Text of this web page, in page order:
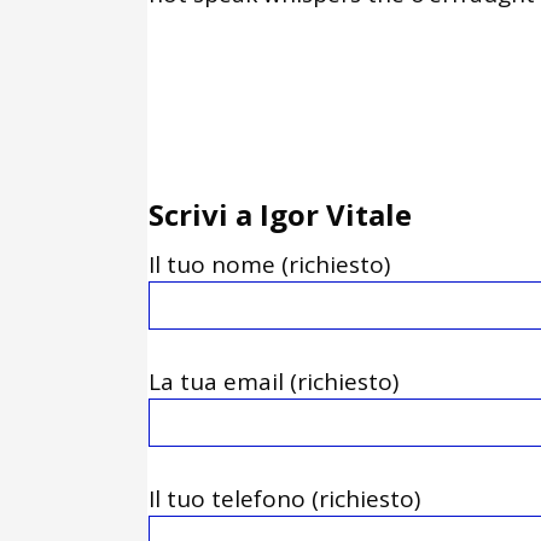
Scrivi a Igor Vitale
Il tuo nome (richiesto)
La tua email (richiesto)
Il tuo telefono (richiesto)